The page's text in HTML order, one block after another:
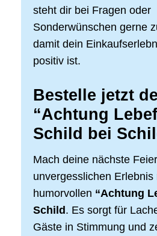
steht dir bei Fragen oder
Sonderwünschen gerne
damit dein
positiv ist.
Bestelle jetzt
“Achtung
Schild bei
Mach deine nächste
unvergesslichen Erlebnis
humorvollen “Achtung
Schild . Es sorgt für
Gäste in Stimmung und